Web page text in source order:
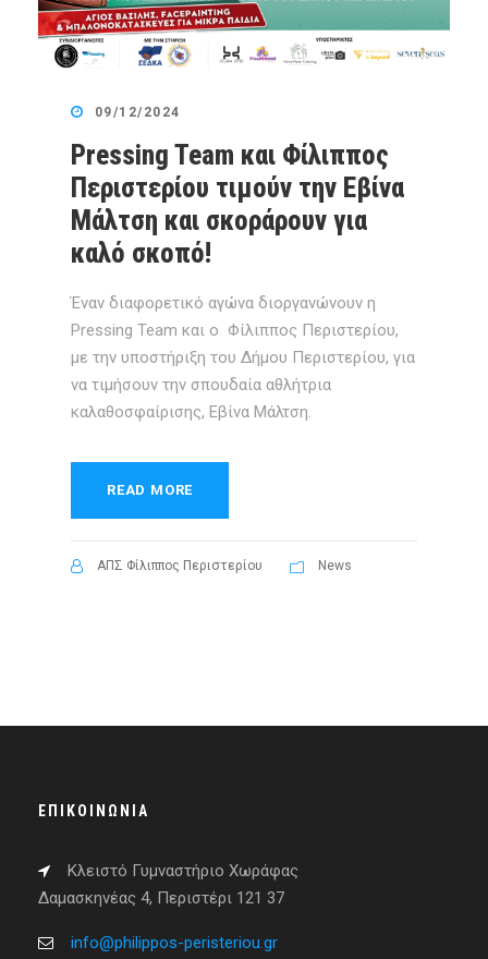
09/12/2024
Pressing Team και Φίλιππος
Περιστερίου τιμούν την Εβίνα
Μάλτση και σκοράρουν για
καλό σκοπό!
Έναν διαφορετικό αγώνα διοργανώνουν η
Pressing Team και ο Φίλιππος Περιστερίου,
με την υποστήριξη του Δήμου Περιστερίου, για
να τιμήσουν την σπουδαία αθλήτρια
καλαθοσφαίρισης, Εβίνα Μάλτση.
READ MORE
ΑΠΣ Φίλιππος Περιστερίου News
ΕΠΙΚΟΙΝΩΝΊΑ
Κλειστό Γυμναστήριο Χωράφας
Δαμασκηνέας 4, Περιστέρι 121 37
info@philippos-peristeriou.gr